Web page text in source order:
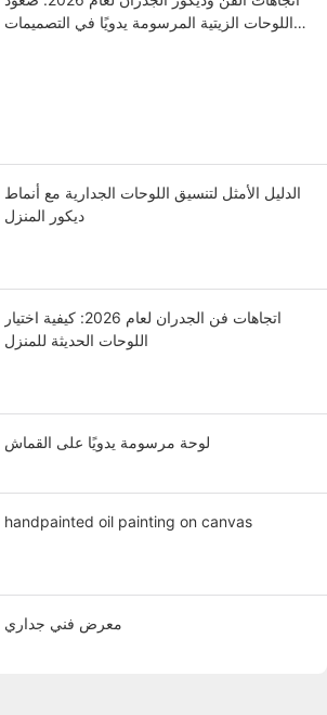
اللوحات الزيتية المرسومة يدويًا في التصميمات
الدليل الأمثل لتنسيق اللوحات الجدارية مع أنماط
ديكور المنزل
اتجاهات فن الجدران لعام 2026: كيفية اختيار
اللوحات الحديثة للمنزل
لوحة مرسومة يدويًا على القماش
handpainted oil painting on canvas
معرض فني جداري